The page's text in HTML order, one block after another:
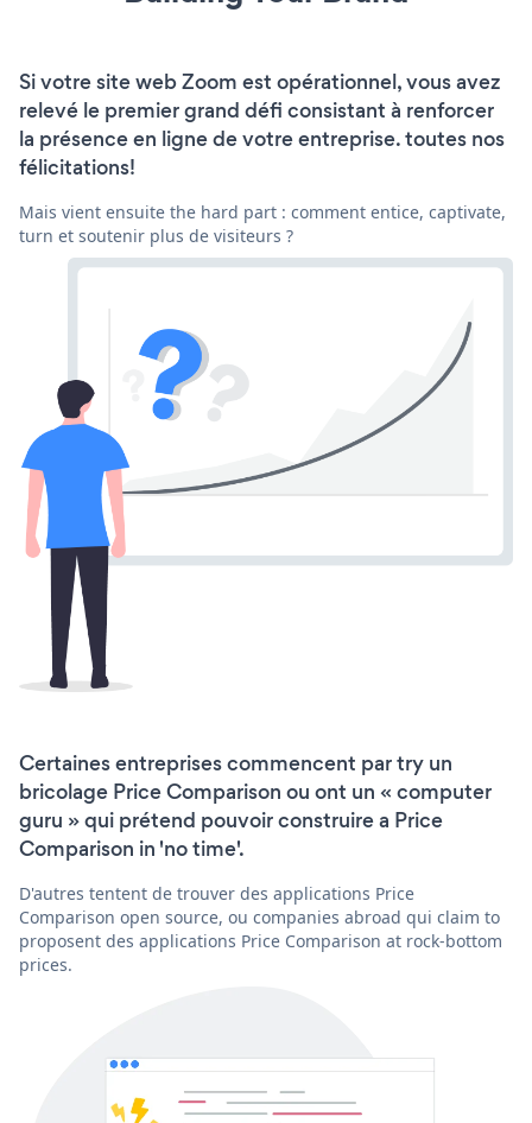
Si votre site web Zoom est opérationnel, vous avez
relevé le premier grand défi consistant à renforcer
la présence en ligne de votre entreprise. toutes nos
félicitations!
Mais vient ensuite the hard part : comment entice, captivate,
turn et soutenir plus de visiteurs ?
Certaines entreprises commencent par try un
bricolage Price Comparison ou ont un « computer
guru » qui prétend pouvoir construire a Price
Comparison in 'no time'.
D'autres tentent de trouver des applications Price
Comparison open source, ou companies abroad qui claim to
proposent des applications Price Comparison at rock-bottom
prices.